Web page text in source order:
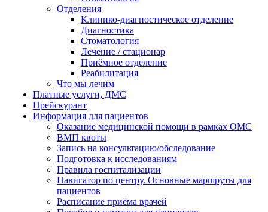
Отделения
Клинико-диагностическое отделение
Диагностика
Стоматология
Лечение / стационар
Приёмное отделение
Реабилитация
Что мы лечим
Платные услуги, ДМС
Прейскурант
Информация для пациентов
Оказание медицинской помощи в рамках ОМС
ВМП квоты
Запись на консультацию/обследование
Подготовка к исследованиям
Правила госпитализации
Навигатор по центру. Основные маршруты для
пациентов
Расписание приёма врачей